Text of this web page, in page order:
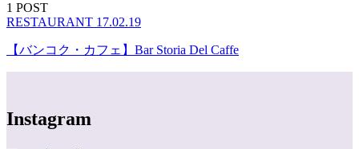
1 POST
RESTAURANT 17.02.19
【バンコク・カフェ】Bar Storia Del Caffe
Instagram